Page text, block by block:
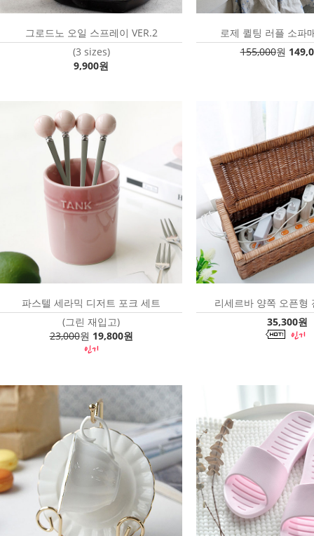
그로드노 오일 스프레이 VER.2
(3 sizes)
9,900원
로제 퀼팅 러플 소파
155,000원
파스텔 세라믹 디저트 포크 세트
(그린 재입고)
23,000원 19,800원
리세르바 양쪽 오픈형
35,300원